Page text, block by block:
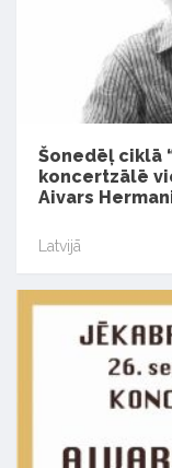
Šonedēļ ciklā
koncertzālē
Aivars
Latvijā